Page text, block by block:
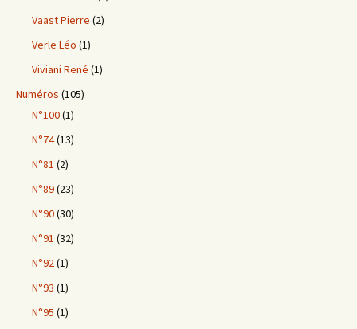
Vaast Pierre (2)
Verle Léo (1)
Viviani René (1)
Numéros (105)
N°100(1)
N°74(13)
N°81 (2)
N°89(23)
N°90(30)
N°91 (32)
N°92(1)
N°93 (1)
N°95 (1)